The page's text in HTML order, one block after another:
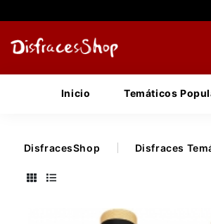
Inicio Temáticos
DisfracesShop Disfraces